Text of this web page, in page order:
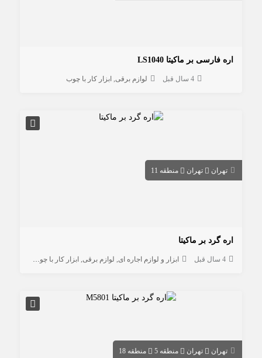
اره فارسی بر ماکیتا LS1040
4 سال قبل لوازم برقی ابزار کار با چوب
تهران تهران منطقه 11
اره گرد بر ماکیتا
4 سال قبل ابزار و لوازم اجاره ای لوازم برقی ابزار کار با چوب
تهران تهران منطقه 5 منطقه 18